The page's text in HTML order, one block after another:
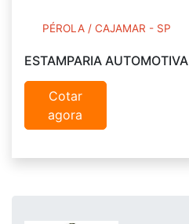
PÉROLA / CAJAMAR - SP
ESTAMPARIA AUTOMOTIVA
Cotar
agora